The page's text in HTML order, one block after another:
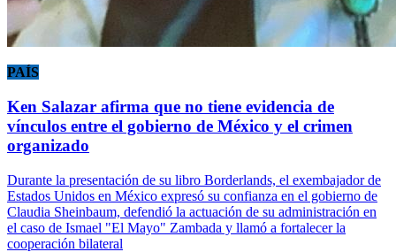
PAÍS
Ken Salazar afirma que no tiene evidencia de
vínculos entre el gobierno de México y el crimen
organizado
Durante la presentación de su libro Borderlands, el exembajador de
Estados Unidos en México expresó su confianza en el gobierno de
Claudia Sheinbaum, defendió la actuación de su administración en
el caso de Ismael "El Mayo" Zambada y llamó a fortalecer la
cooperación bilateral